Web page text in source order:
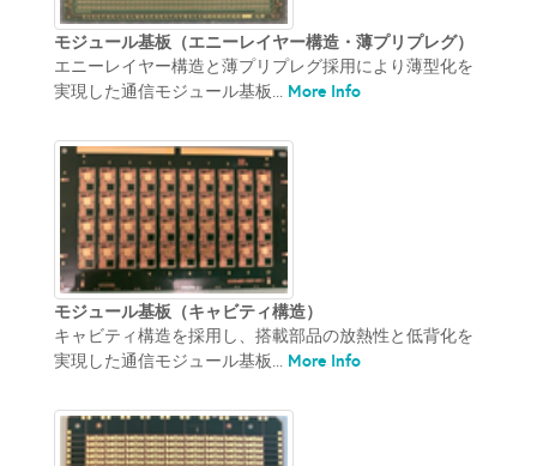
モジュール基板（エニーレイヤー構造・薄プリプレグ）
エニーレイヤー構造と薄プリプレグ採用により薄型化を
実現した通信モジュール基板... More Info
モジュール基板（キャビティ構造）
キャビティ構造を採用し、搭載部品の放熱性と低背化を
実現した通信モジュール基板... More Info